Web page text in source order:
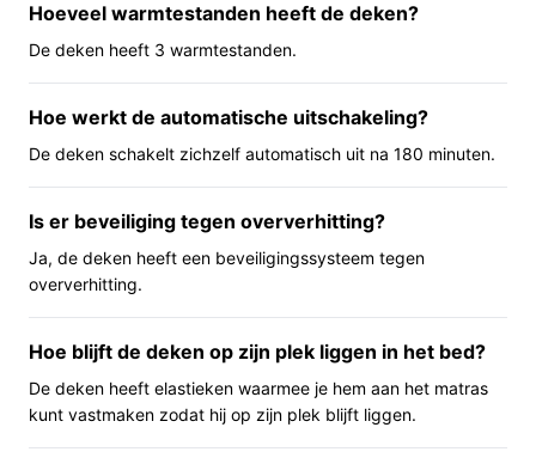
tegen oververhitting aanwezig.
Belangrijkste voordelen
De voordelen van dit model zijn vooral praktisch en
gebruiksvriendelijk.
warmte in je bed zodra je het inschakelt.
Veilig gebruik: automatische uitschakeling na 180
minuten en oververhittingsbeveiliging
verminderen risico bij slaapgebruik.
Wasbaar en onderhoudsvriendelijk: de bediening is
afneembaar zodat het fleece in de wasmachine
kan.
Hoeveel warmtestanden heeft de deken?
De deken heeft 3 warmtestanden.
Hoe werkt de automatische uitschakeling?
De deken schakelt zichzelf automatisch uit na 180 minuten.
Is er beveiliging tegen oververhitting?
Ja, de deken heeft een beveiligingssysteem tegen
oververhitting.
Hoe blijft de deken op zijn plek liggen in het bed?
De deken heeft elastieken waarmee je hem aan het matras
kunt vastmaken zodat hij op zijn plek blijft liggen.